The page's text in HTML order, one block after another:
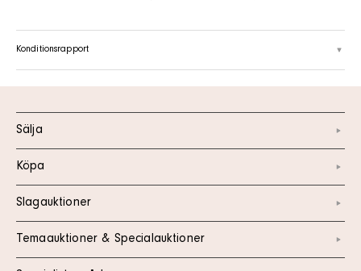
Konditionsrapport
Sälja
Köpa
Slagauktioner
Temaauktioner & Specialauktioner